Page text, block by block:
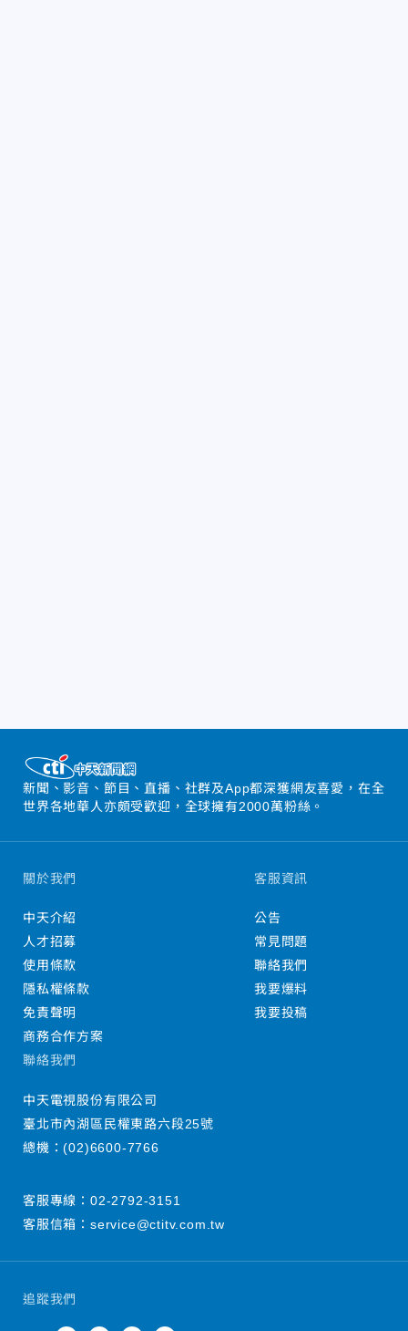
新聞、影音、節目、直播、社群及App都深獲網友喜愛，在全
世界各地華人亦頗受歡迎，全球擁有2000萬粉絲。
追蹤我們
關於我們
中天介紹
人才招募
使用條款
隱私權條款
免責聲明
商務合作方案
客服資訊
公告
常見問題
聯絡我們
我要爆料
我要投稿
聯絡我們
中天電視股份有限公司
臺北市內湖區民權東路六段25號
總機：(02)6600-7766
客服專線： 02-2792-3151
客服信箱： service@ctitv.com.tw